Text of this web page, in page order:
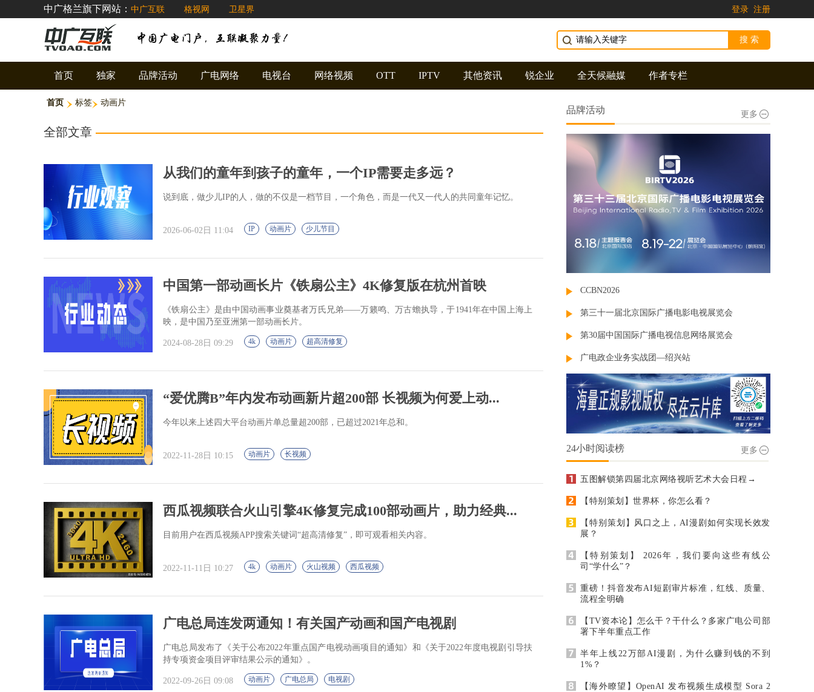
中广格兰旗下网站： 中广互联 格视网 卫星界 登录 注册
首页 独家 品牌活动 广电网络 电视台 网络视频 OTT IPTV 其他资讯 锐企业 全天候融媒 作者专栏
首页 标签 动画片
全部文章
从我们的童年到孩子的童年，一个IP需要走多远？
说到底，做少儿IP的人，做的不仅是一档节目，一个角色，而是一代又一代人的共同童年记忆。
2026-06-02日 11:04 IP 动画片 少儿节目
中国第一部动画长片《铁扇公主》4K修复版在杭州首映
《铁扇公主》是由中国动画事业奠基者万氏兄弟——万籁鸣、万古蟾执导，于1941年在中国上海上
映，是中国乃至亚洲第一部动画长片。
2024-08-28日 09:29 4k 动画片 超高清修复
“爱优腾B”年内发布动画新片超200部 长视频为何爱上动...
今年以来上述四大平台动画片单总量超200部，已超过2021年总和。
2022-11-28日 10:15 动画片 长视频
西瓜视频联合火山引擎4K修复完成100部动画片，助力经典...
目前用户在西瓜视频APP搜索关键词“超高清修复”，即可观看相关内容。
2022-11-11日 10:27 4k 动画片 火山视频 西瓜视频
广电总局连发两通知！有关国产动画和国产电视剧
广电总局发布了《关于公布2022年重点国产电视动画项目的通知》和《关于2022年度电视剧引导扶
持专项资金项目评审结果公示的通知》。
2022-09-26日 09:08 动画片 广电总局 电视剧
品牌活动 更多
CCBN2026
第三十一届北京国际广播电影电视展览会
第30届中国国际广播电视信息网络展览会
广电政企业务实战团—绍兴站
24小时阅读榜 更多
五图解锁第四届北京网络视听艺术大会日程→
【特别策划】世界杯，你怎么看？
【特别策划】风口之上，AI漫剧如何实现长效发
展？
【特别策划】 2026年，我们要向这些有线公
司“学什么”？
重磅！抖音发布AI短剧审片标准，红线、质量、
流程全明确
【TV资本论】怎么干？干什么？多家广电公司部
署下半年重点工作
半年上线22万部AI漫剧，为什么赚到钱的不到
1%？
【海外瞭望】OpenAI 发布视频生成模型 Sora 2